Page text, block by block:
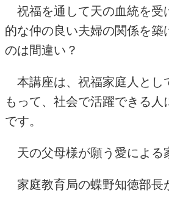
祝福を通して天の血統を受
的な仲の良い夫婦の関係を築
のは間違い？
本講座は、祝福家庭人とし
もって、社会で活躍できる人
です。
天の父母様が願う愛による
家庭教育局の蝶野知徳部長